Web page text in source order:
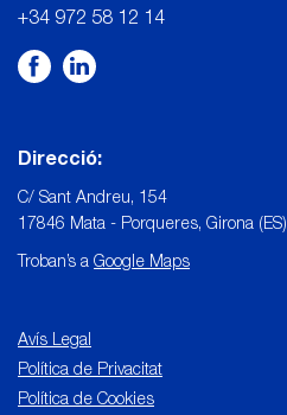
+34 972 58 12 14
Direcció:
C/ Sant Andreu, 154
17846 Mata - Porqueres, Girona (ES)
Troban’s a Google Maps
Avís Legal
Política de Privacitat
Política de Cookies